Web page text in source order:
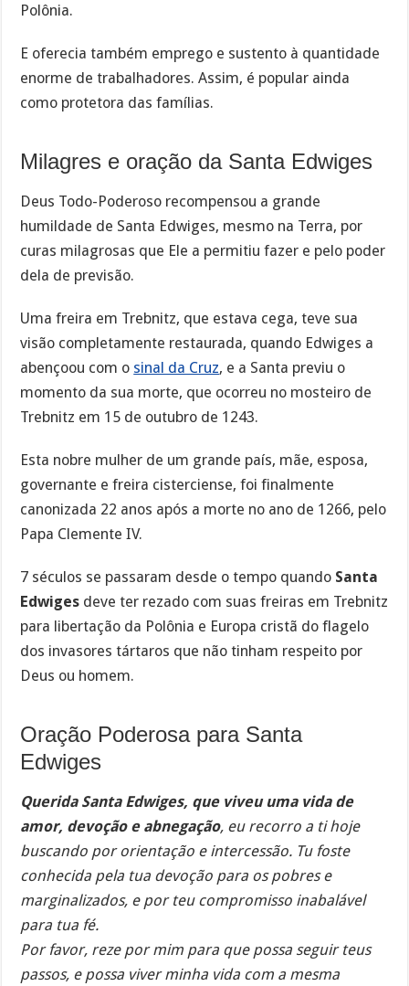
Polônia.
E oferecia também emprego e sustento à quantidade
enorme de trabalhadores. Assim, é popular ainda
como protetora das famílias.
Milagres e oração da Santa Edwiges
Deus Todo-Poderoso recompensou a grande
humildade de Santa Edwiges, mesmo na Terra, por
curas milagrosas que Ele a permitiu fazer e pelo poder
dela de previsão.
Uma freira em Trebnitz, que estava cega, teve sua
visão completamente restaurada, quando Edwiges a
abençoou com o sinal da Cruz, e a Santa previu o
momento da sua morte, que ocorreu no mosteiro de
Trebnitz em 15 de outubro de 1243.
Esta nobre mulher de um grande país, mãe, esposa,
governante e freira cisterciense, foi finalmente
canonizada 22 anos após a morte no ano de 1266, pelo
Papa Clemente IV.
7 séculos se passaram desde o tempo quando Santa
Edwiges deve ter rezado com suas freiras em Trebnitz
para libertação da Polônia e Europa cristã do flagelo
dos invasores tártaros que não tinham respeito por
Deus ou homem.
Oração Poderosa para Santa
Edwiges
Querida Santa Edwiges, que viveu uma vida de
amor, devoção e abnegação, eu recorro a ti hoje
buscando por orientação e intercessão. Tu foste
conhecida pela tua devoção para os pobres e
marginalizados, e por teu compromisso inabalável
para tua fé.
Por favor, reze por mim para que possa seguir teus
passos, e possa viver minha vida com a mesma